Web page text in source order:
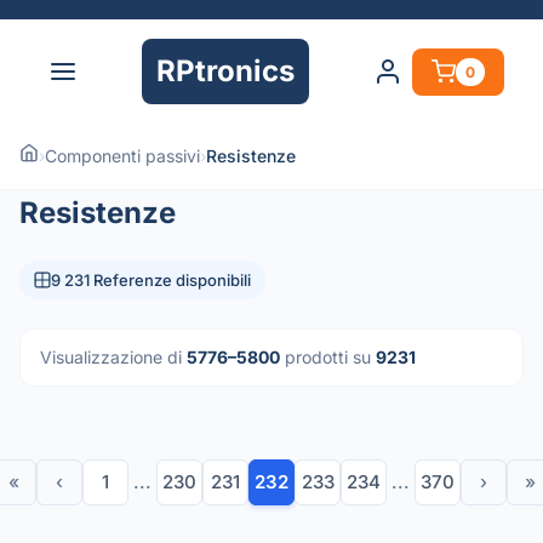
RPtronics 0
›Componenti passivi›Resistenze
Resistenze
9 231 Referenze disponibili
Visualizzazione di 5776–5800 prodotti su 9231
« ‹ 1 ... 230 231 232 233 234 ... 370 › »